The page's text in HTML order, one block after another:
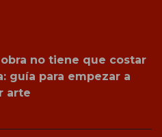
no tiene que costar
guía para empezar a
arte